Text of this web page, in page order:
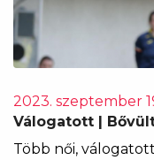
2023. szeptember
Válogatott |
Több női,